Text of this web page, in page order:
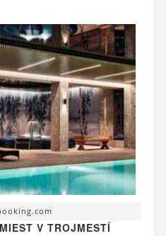
V TROJMESTÍ